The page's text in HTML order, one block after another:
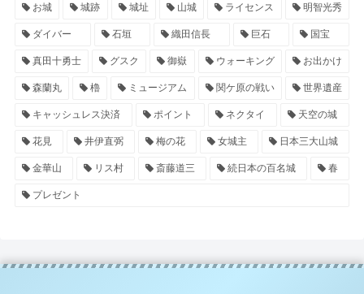
お城 城跡 城址 山城 ライセンス 明智光秀
ダイバー 石垣 織田信長 巨石 国宝
真田十勇士 グスク 御嶽 ウォーキング お出かけ
森蘭丸 櫓 ミュージアム 関ケ原の戦い 世界遺産
キャッシュレス決済 ポイント ネクタイ 天空の城
花見 井伊直弼 梅の花 女城主 日本三大山城
金華山 リス村 斎藤道三 続日本の百名城 春
プレゼント